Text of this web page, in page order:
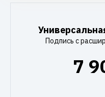
Подпись с
7